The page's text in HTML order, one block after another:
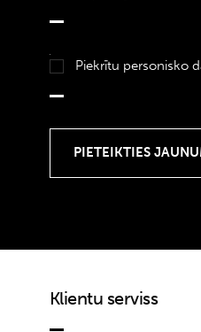
Piekrītu personisko
Klientu serviss